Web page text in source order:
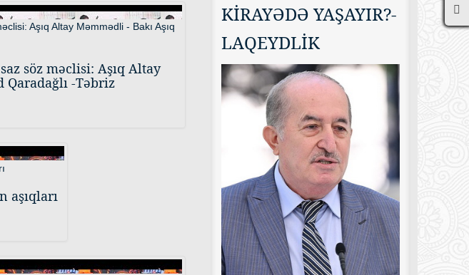
söz məclisi: Aşıq Altay
Qaradağlı -Təbriz
aşıqları
KİRAYƏDƏ YAŞAYIR?-
LAQEYDLİK